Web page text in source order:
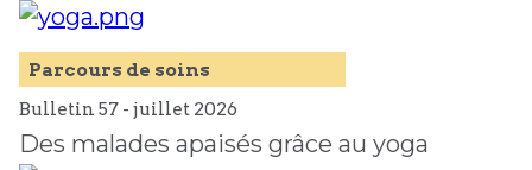
Parcours de soins
Bulletin 57 - juillet 2026
Des malades apaisés grâce au yoga